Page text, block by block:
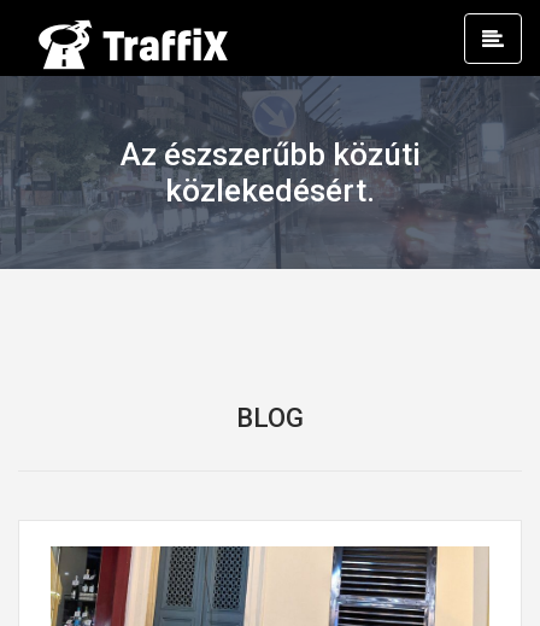
Az észszerűbb közúti
közlekedésért.
BLOG